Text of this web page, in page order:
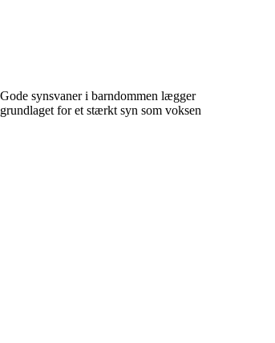
Gode synsvaner i barndommen lægger
grundlaget for et stærkt syn som voksen